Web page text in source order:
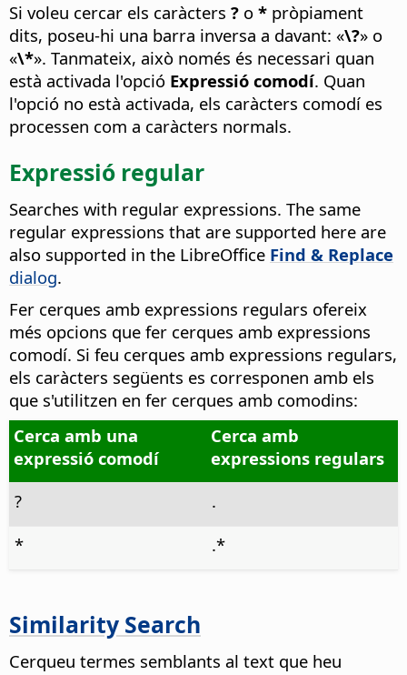
Si voleu cercar els caràcters ? o * pròpiament
dits, poseu-hi una barra inversa a davant: «\?» o
«\*». Tanmateix, això només és necessari quan
està activada l'opció Expressió comodí. Quan
l'opció no està activada, els caràcters comodí es
processen com a caràcters normals.
Expressió regular
Searches with regular expressions. The same
regular expressions that are supported here are
also supported in the LibreOffice Find & Replace
dialog.
Fer cerques amb expressions regulars ofereix
més opcions que fer cerques amb expressions
comodí. Si feu cerques amb expressions regulars,
els caràcters següents es corresponen amb els
que s'utilitzen en fer cerques amb comodins:
Cerca amb una
expressió comodí
Cerca amb
expressions regulars
?
.
*
.*
Similarity Search
Cerqueu termes semblants al text que heu